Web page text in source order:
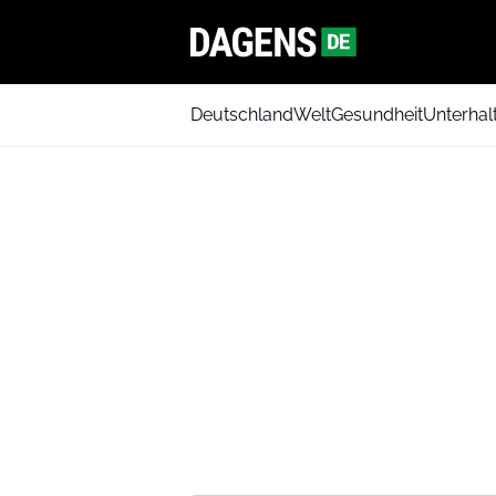
DeutschlandWeltGesundheit